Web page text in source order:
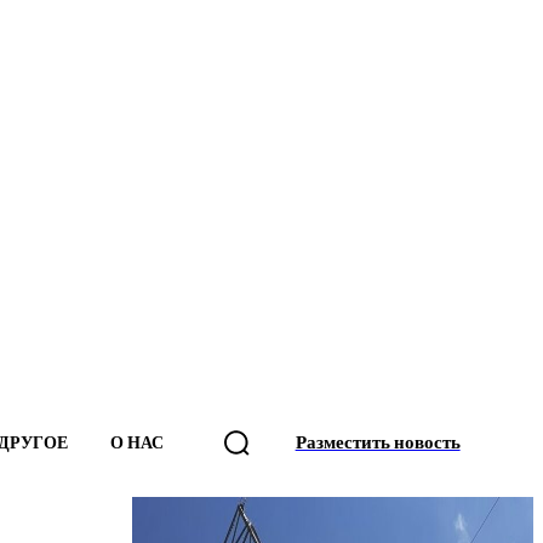
О НАС Разместить новость